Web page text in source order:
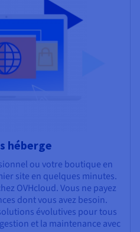
héberge
ou votre boutique en
site en quelques minutes.
OVHcloud. Vous ne payez
dont vous avez besoin.
évolutives pour tous
et la maintenance avec